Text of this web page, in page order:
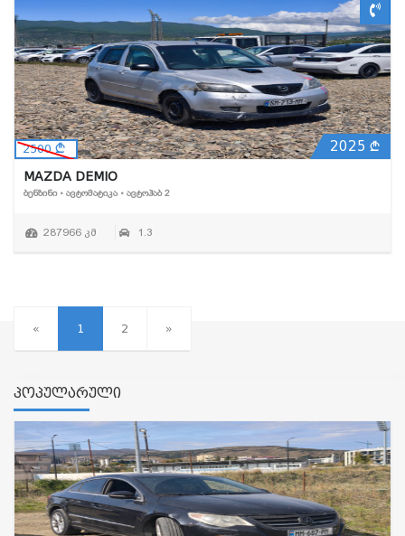
2500 2025
MAZDA DEMIO
ᲑᲔᲜᲖᲘᲜᲘ • ᲐᲕᲢᲝᲛᲐᲢᲘᲙᲐ • ᲐᲕᲢᲝᲰᲐᲑ 2
287966 კმ 1.3
« 1 2 »
პოპულარული